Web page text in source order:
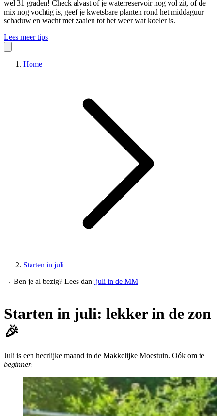
wel 31 graden! Check alvast of je waterreservoir nog vol zit, of de
mix nog vochtig is, geef je kwetsbare planten rond het middaguur
schaduw en wacht met zaaien tot het weer wat koeler is.
Lees meer tips
Home
Starten in juli
→ Ben je al bezig? Lees dan: juli in de MM
Starten in juli: lekker in de zon
🎉
Juli is een heerlijke maand in de Makkelijke Moestuin. Oók om te
beginnen